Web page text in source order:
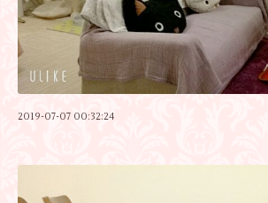
2019-07-07 00:32:24